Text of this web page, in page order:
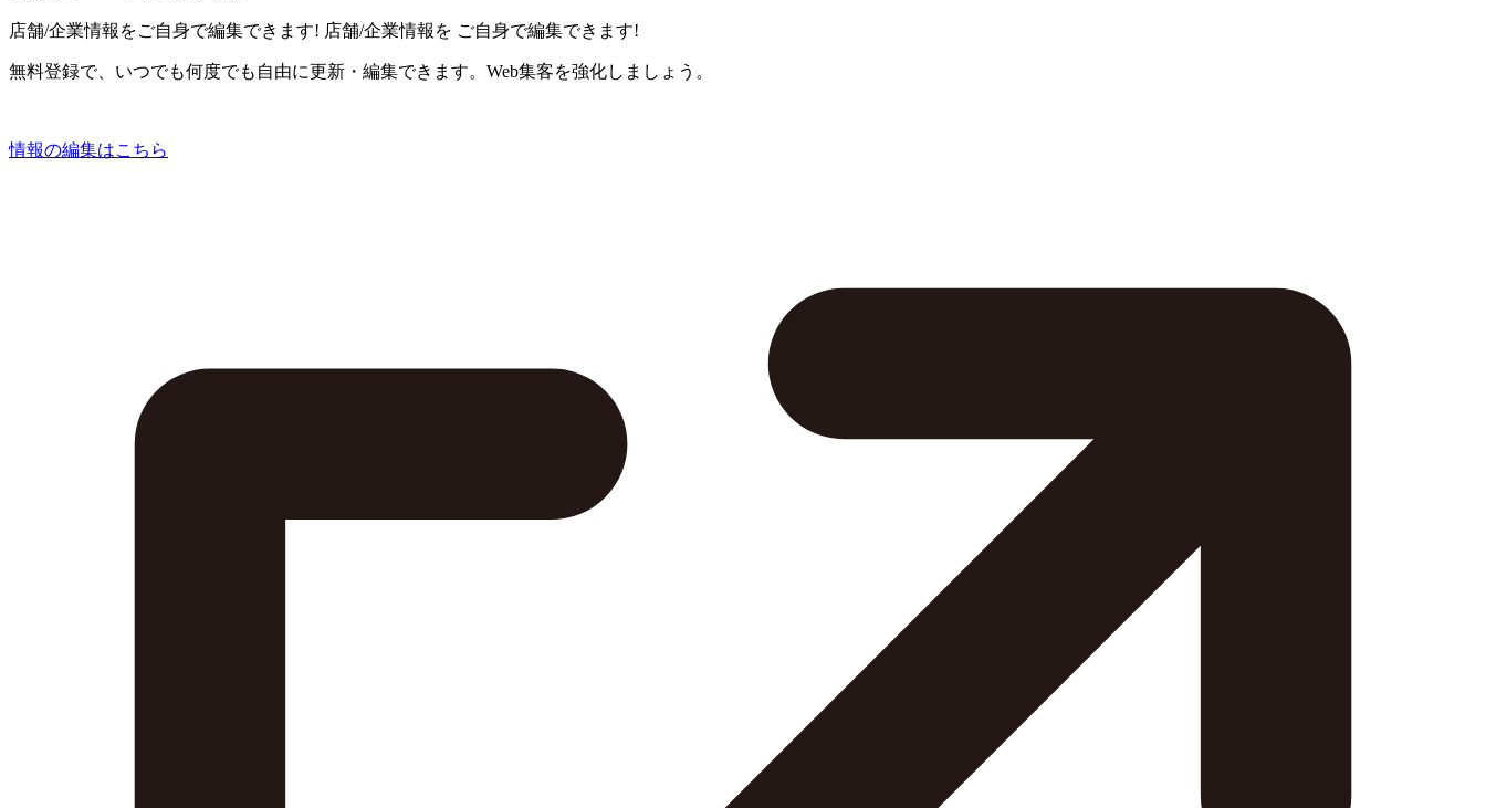
店舗/企業情報をご自身で編集できます! 店舗/企業情報を ご自身で編集できます!
無料登録で、いつでも何度でも自由に更新・編集できます。Web集客を強化しましょう。
情報の編集はこちら